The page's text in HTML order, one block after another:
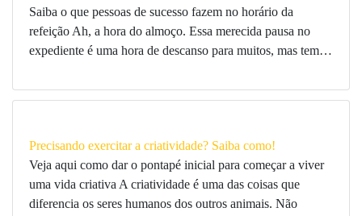
Saiba o que pessoas de sucesso fazem no horário da
refeição Ah, a hora do almoço. Essa merecida pausa no
expediente é uma hora de descanso para muitos, mas tem…
Precisando exercitar a criatividade? Saiba como!
Veja aqui como dar o pontapé inicial para começar a viver
uma vida criativa A criatividade é uma das coisas que
diferencia os seres humanos dos outros animais. Não